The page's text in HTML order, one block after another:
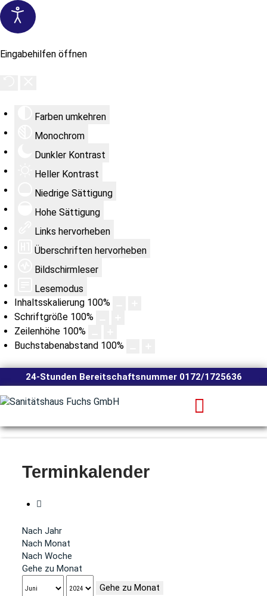
Eingabehilfen öffnen
Farben umkehren
Monochrom
Dunkler Kontrast
Heller Kontrast
Niedrige Sättigung
Hohe Sättigung
Links hervorheben
Überschriften hervorheben
Bildschirmleser
Lesemodus
Inhaltsskalierung 100%
Schriftgröße 100%
Zeilenhöhe 100%
Buchstabenabstand 100%
24-Stunden Bereitschaftsnummer 0172/1725636
Terminkalender
Nach Jahr
Nach Monat
Nach Woche
Gehe zu Monat
Gehe zu Monat